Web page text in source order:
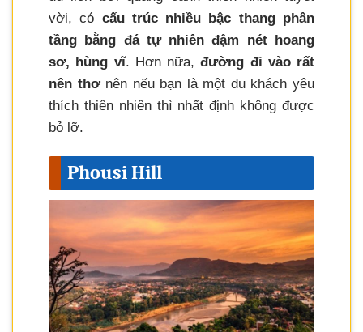
vời, có cấu trúc nhiều bậc thang phân
tầng bằng đá tự nhiên đậm nét hoang
sơ, hùng vĩ. Hơn nữa,đường đi vào rất
nên thơnên nếu bạn là một du khách yêu
thích thiên nhiên thì nhất định không được
bỏ lỡ.
Phousi Hill